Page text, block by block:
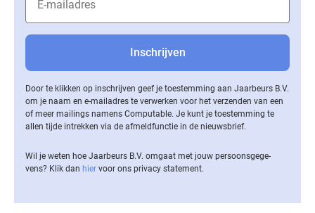
Door te klikken op inschrijven geef je toestemming aan Jaarbeurs B.V.
om je naam en e-mailadres te verwerken voor het verzenden van een
of meer mailings namens Computable. Je kunt je toestemming te
allen tijde intrekken via de af­meld­func­tie in de nieuwsbrief.
Wil je weten hoe Jaarbeurs B.V. omgaat met jouw per­soons­ge­ge­
vens? Klik dan hier voor ons privacy statement.